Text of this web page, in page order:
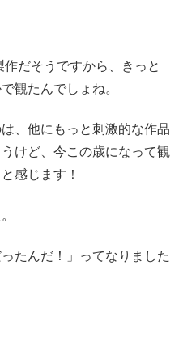
だそうですから、きっと
観たんでしょね。
、他にもっと刺激的な作品
けど、今この歳になって観
感じます！
たんだ！」ってなりました